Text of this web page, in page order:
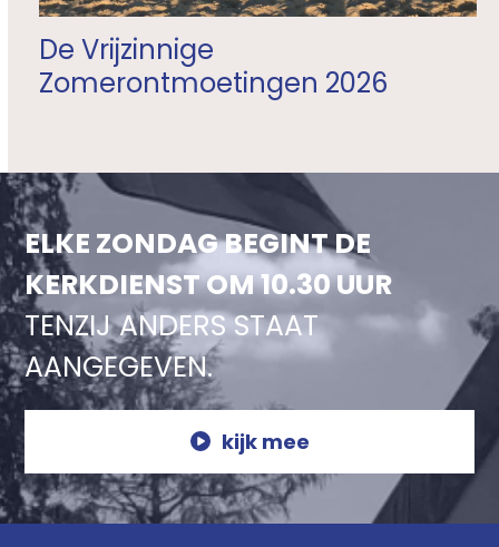
De Vrijzinnige
Zomerontmoetingen 2026
ELKE ZONDAG BEGINT DE
KERKDIENST OM 10.30 UUR
TENZIJ ANDERS STAAT
AANGEGEVEN.
kijk mee